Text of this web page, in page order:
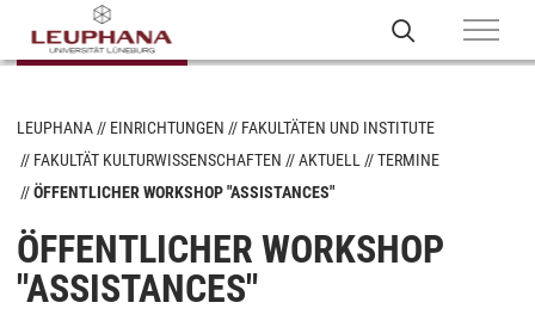
LEUPHANA EINRICHTUNGEN
FAKULTÄTEN UND INSTITUTE
FAKULTÄT KULTURWISSENSCHAFTEN
AKTUELL
TERMINE
ÖFFENTLICHER WORKSHOP "ASSISTANCES"
ÖFFENTLICHER WORKSHOP
"ASSISTANCES"